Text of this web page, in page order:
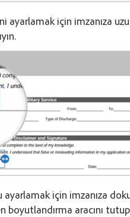
ayarlamak için imzanıza
ayarlamak için imzanıza
boyutlandırma aracını tutup